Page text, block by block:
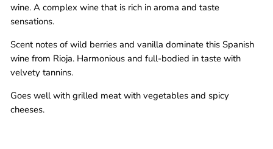
wine. A complex wine that is rich in aroma and taste
sensations.
Scent notes of wild berries and vanilla dominate this Spanish
wine from Rioja. Harmonious and full-bodied in taste with
velvety tannins.
Goes well with grilled meat with vegetables and spicy
cheeses.